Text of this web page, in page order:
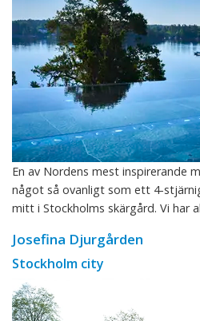
En av Nordens mest inspirerande
något så ovanligt som ett 4-
mitt i Stockholms skärgård. Vi har
Josefina Djurgården
Stockholm city